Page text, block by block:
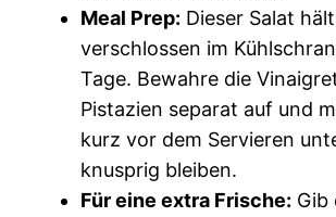
Meal Prep: Dieser Salat
verschlossen im
Tage. Bewahre die
Pistazien separat auf und
kurz vor dem Servieren
knusprig bleiben.
Für eine extra Frische: Gib